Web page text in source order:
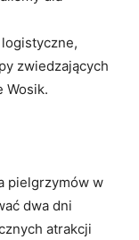
zwiedzających
Wosik.
pielgrzymów w
dwa dni
atrakcji